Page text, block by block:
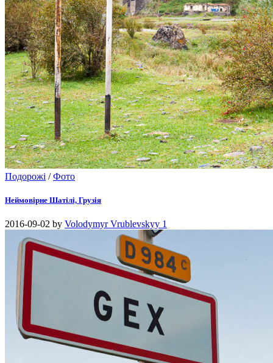
Подорожі /Фото
Неймовірне Шатілі, Грузія
2016-09-02 by Volodymyr Vrublevskyy 1